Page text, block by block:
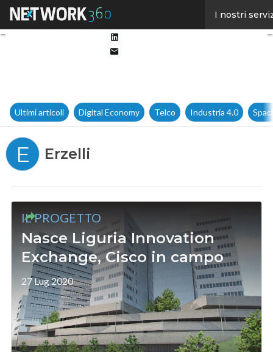
I nostri
Ultimi articoli Digital Economy Telco Industria 4.0
E Erzelli
IL PROGETTO
Nasce Liguria Innovation
Exchange, Cisco in campo
27 Lug 2020